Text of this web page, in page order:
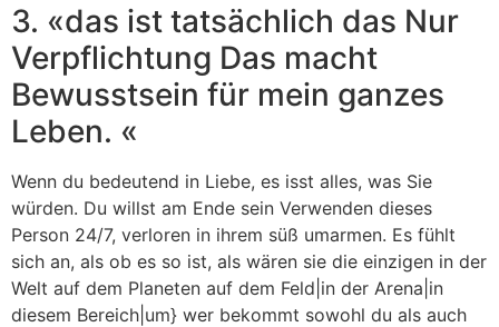
3. «das ist tatsächlich das Nur
Verpflichtung Das macht
Bewusstsein für mein ganzes
Leben. «
Wenn du bedeutend in Liebe, es isst alles, was Sie
würden. Du willst am Ende sein Verwenden dieses
Person 24/7, verloren in ihrem süß umarmen. Es fühlt
sich an, als ob es so ist, als wären sie die einzigen in der
Welt auf dem Planeten auf dem Feld|in der Arena|in
diesem Bereich|um} wer bekommt sowohl du als auch